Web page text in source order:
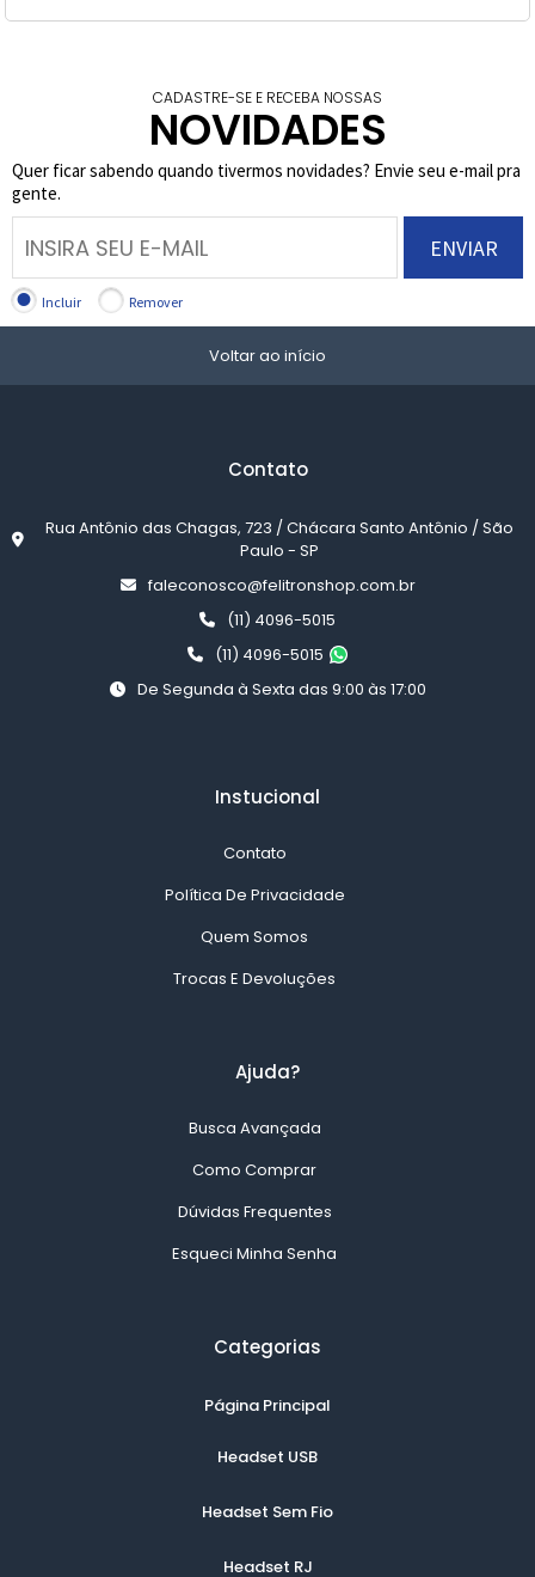
CADASTRE-SE E RECEBA NOSSAS
NOVIDADES
Quer ficar sabendo quando tivermos novidades? Envie seu e-mail pra
gente.
ENVIAR
Incluir Remover
Voltar ao início
Contato
Rua Antônio das Chagas, 723 / Chácara Santo Antônio / São
Paulo - SP
faleconosco@felitronshop.com.br
(11) 4096-5015
(11) 4096-5015
De Segunda à Sexta das 9:00 às 17:00
Instucional
Contato
Política De Privacidade
Quem Somos
Trocas E Devoluções
Ajuda?
Busca Avançada
Como Comprar
Dúvidas Frequentes
Esqueci Minha Senha
Categorias
Página Principal
Headset USB
Headset Sem Fio
Headset RJ